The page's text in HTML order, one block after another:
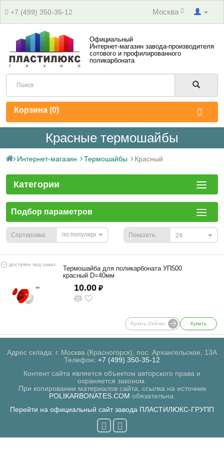
+7 (499) 350-35-12 Москва
Официальный
Интернет-магазин завода-производителя
сотового и профилированного
поликарбоната
Корзина (0)
Красные термошайбы
Интернет-магазин Термошайбы Красный
Категории
Подбор параметров
Сортировка: по популярности Показать: 24
доступен под заказ
Термошайба для поликарбоната УП500
красный D=40мм
10.00 ₽
Купить Сейчас Купить
Адрес склада: г. Москва (Красногорск), пос. Архангельское, 13А
Телефон: +7 (499) 350-35-12
Контент сайта является объектом авторского права и
охраняется законом.
При копировании материалов сайта, ссылка на источник
POLIKARBONATES.COM обязательна.
Перейти на официальный сайт завода ПЛАСТИЛЮКС-ГРУПП